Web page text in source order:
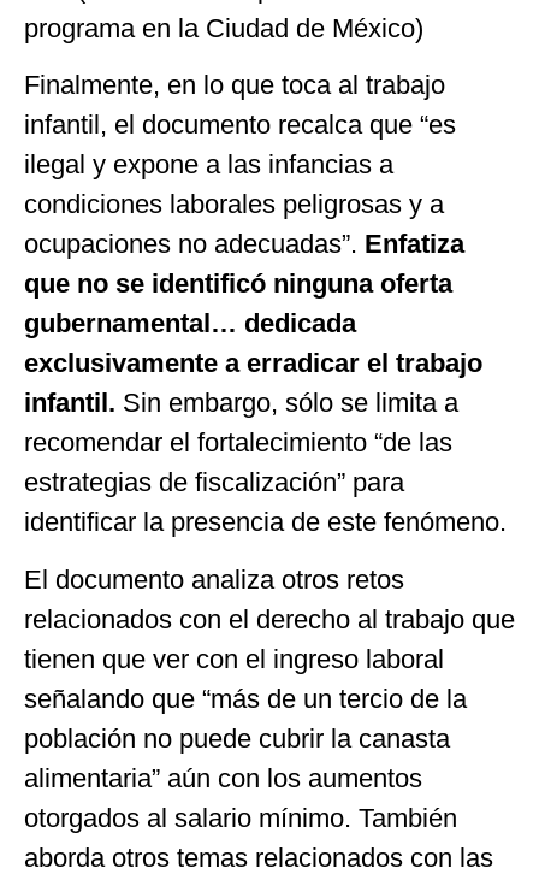
programa en la Ciudad de México)
Finalmente, en lo que toca al trabajo
infantil, el documento recalca que “es
ilegal y expone a las infancias a
condiciones laborales peligrosas y a
ocupaciones no adecuadas”. Enfatiza
que no se identificó ninguna oferta
gubernamental… dedicada
exclusivamente a erradicar el trabajo
infantil. Sin embargo, sólo se limita a
recomendar el fortalecimiento “de las
estrategias de fiscalización” para
identificar la presencia de este fenómeno.
El documento analiza otros retos
relacionados con el derecho al trabajo que
tienen que ver con el ingreso laboral
señalando que “más de un tercio de la
población no puede cubrir la canasta
alimentaria” aún con los aumentos
otorgados al salario mínimo. También
aborda otros temas relacionados con las